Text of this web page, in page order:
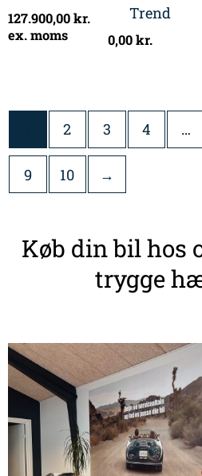
127.900,00kr.
ex. moms
Trend
0,00kr.
2 3 4 …
9 10 →
Køb din bil hos
trygge